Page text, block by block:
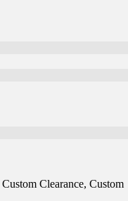
Clearance, Custom